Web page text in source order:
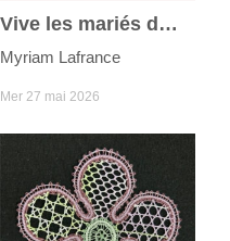
Vive les mariés du joli mois de mai
Myriam Lafrance
Mer 27 mai 2026